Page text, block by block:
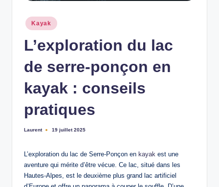
Posted
in
Kayak
L’exploration du lac
de serre-ponçon en
kayak : conseils
pratiques
Ecrit
Laurent 19 juillet 2025
L’exploration du lac de Serre-Ponçon en kayak est une
aventure qui mérite d’être vécue. Ce lac, situé dans les
Hautes-Alpes, est le deuxième plus grand lac artificiel